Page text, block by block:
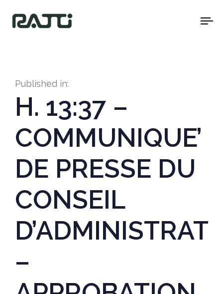
Published in:
H. 13:37 –
COMMUNIQUE’
DE PRESSE DU
CONSEIL
–